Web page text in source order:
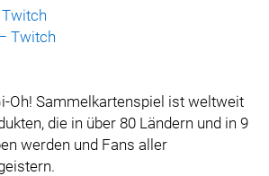
Twitch
Twitch
Oh! Sammelkartenspiel ist weltweit
die in über 80 Ländern und in 9
werden und Fans aller